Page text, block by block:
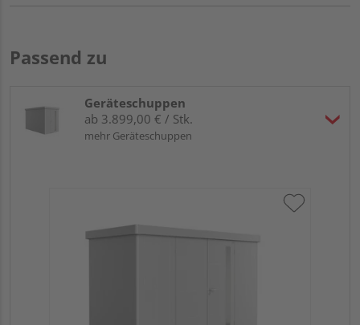
Passend zu
Geräteschuppen
ab 3.899,00 € / Stk.
mehr Geräteschuppen